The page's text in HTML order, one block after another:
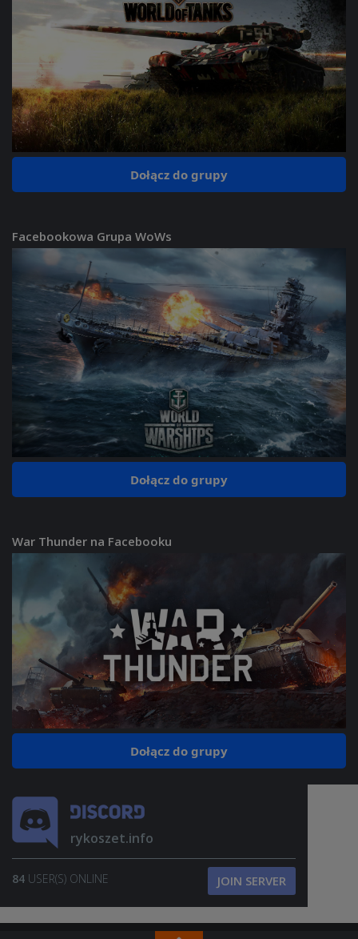
Dołącz do grupy
Facebookowa Grupa WoWs
Dołącz do grupy
War Thunder na Facebooku
Dołącz do grupy
rykoszet.info
84 USER(S) ONLINE JOIN SERVER